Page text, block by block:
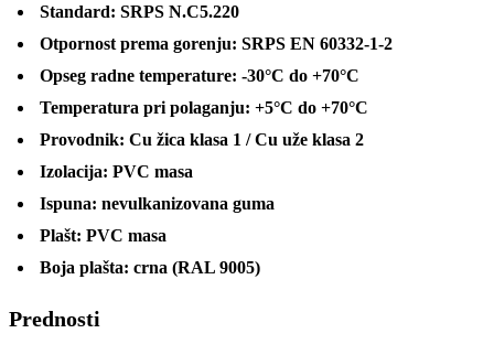
Standard: SRPS N.C5.220
Otpornost prema gorenju: SRPS EN 60332-1-2
Opseg radne temperature: -30°C do +70°C
Temperatura pri polaganju: +5°C do +70°C
Provodnik: Cu žica klasa 1 / Cu uže klasa 2
Izolacija: PVC masa
Ispuna: nevulkanizovana guma
Plašt: PVC masa
Boja plašta: crna (RAL 9005)
Prednosti